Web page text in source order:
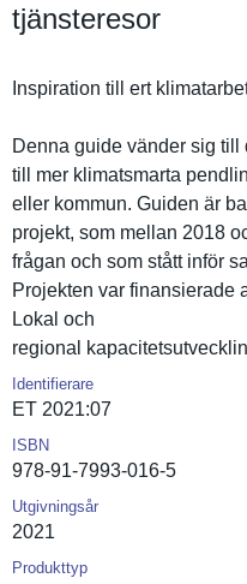
tjänsteresor
Inspiratio­n till ert
Denna guide vänder sig till
till mer klimatsmar­ta
eller kommun. Guiden är
projekt, som mellan 2018
frågan och som stått inför
Projekten var finansiera­de
Lokal och
regional
Identifierare
ET 2021:07
ISBN
978-91-7993-016-5
Utgivningsår
2021
Produkttyp